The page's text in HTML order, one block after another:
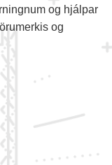
og hjálpar
og